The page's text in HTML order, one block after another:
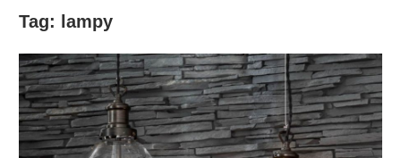
Tag: lampy